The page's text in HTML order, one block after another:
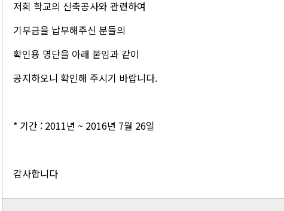
저희 학교의 신축공사와 관련하여
기부금을 납부해주신 분들의
확인용 명단을 아래 붙임과 같이
공지하오니 확인해 주시기 바랍니다.
* 기간 : 2011년 ~ 2016년 7월 26일
감사합니다